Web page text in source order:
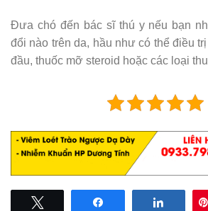
Đưa chó đến bác sĩ thú y nếu bạn
đổi nào trên da, hầu như có thể điều
đầu, thuốc mỡ steroid hoặc các loại